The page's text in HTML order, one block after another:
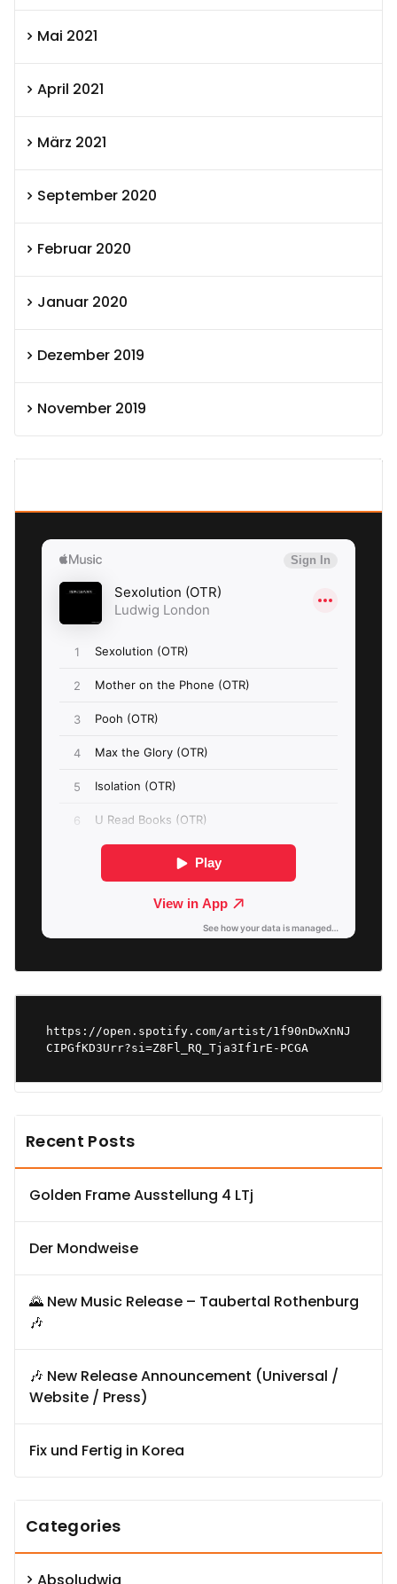
Mai 2021
April 2021
März 2021
September 2020
Februar 2020
Januar 2020
Dezember 2019
November 2019
https://open.spotify.com/artist/1f90nDwXnNJ
CIPGfKD3Urr?si=Z8Fl_RQ_Tja3If1rE-PCGA
Recent Posts
Golden Frame Ausstellung 4 LTj
Der Mondweise
🌄 New Music Release – Taubertal Rothenburg
🎶
🎶 New Release Announcement (Universal /
Website / Press)
Fix und Fertig in Korea
Categories
Absoludwig